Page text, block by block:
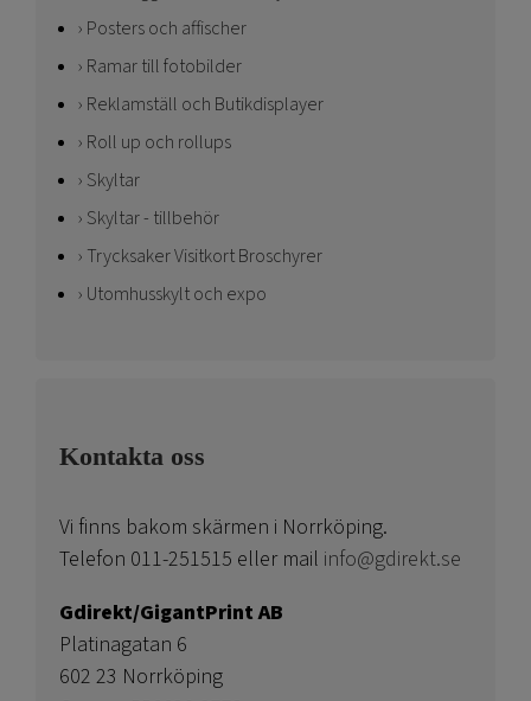
Posters och affischer
Ramar till fotobilder
Reklamställ och Butikdisplayer
Roll up och rollups
Skyltar
Skyltar - tillbehör
Trycksaker Visitkort Broschyrer
Utomhusskylt och expo
Kontakta oss
Vi finns bakom skärmen i Norrköping.
Telefon 011-251515 eller mail info@gdirekt.se
Gdirekt/GigantPrint AB
Platinagatan 6
602 23 Norrköping